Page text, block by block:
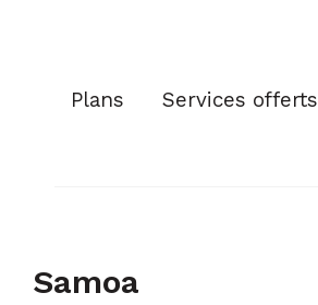
Plans Services offerts
Samoa